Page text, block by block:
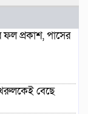
প্রকাশ, পাসের
বেছে